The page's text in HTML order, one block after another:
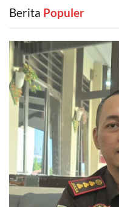
Berita ‎ Populer